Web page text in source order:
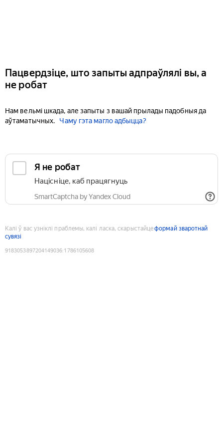
Пацвердзіце, што запыты адпраўлялі вы, а
не робат
Нам вельмі шкада, але запыты з вашай прылады падобныя да
аўтаматычных.
Чаму гэта магло адбыцца?
Я не робат
Націсніце, каб працягнуць
SmartCaptcha by Yandex Cloud
Калі ў вас узніклі праблемы, калі ласка, скарыстайцеформай зваротнай
сувязі
9183053897204149036:1786105608